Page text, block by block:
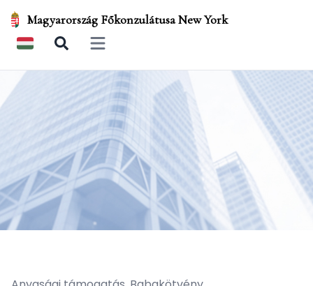
Magyarország Főkonzulátusa New York
Open main menu